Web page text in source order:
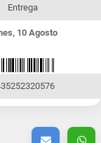
Entrega
10 Agosto